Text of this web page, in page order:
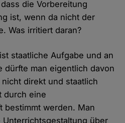
die Vorbereitung
ist, wenn da nicht der
Was irritiert daran?
staatliche Aufgabe und an
dürfte man eigentlich davon
direkt und staatlich
durch eine
bestimmt werden. Man
über